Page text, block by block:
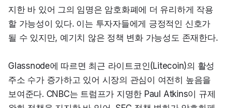
지한 바 있어 그의 임명은 암호화폐에 더 유리하게 작용
할 가능성이 있다. 이는 투자자들에게 긍정적인 신호가
될 수 있지만, 예기치 않은 정책 변화 가능성도 존재한다.
Glassnode에 따르면 최근 라이트코인(Litecoin)의 활성
주소 수가 증가하고 있어 시장의 관심이 여전히 높음을
보여준다. CNBC는 트럼프가 지명한 Paul Atkins이 규제